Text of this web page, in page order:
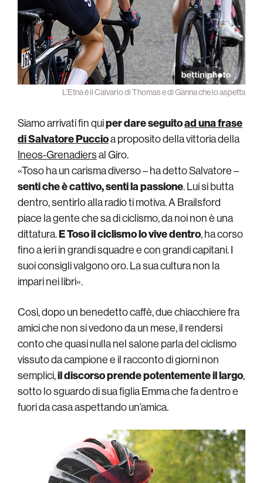
L’Etna è il Calvario di Thomas e di Ganna che lo aspetta
Siamo arrivati fin quiper dare seguitoaduna frase
di Salvatore Puccioa proposito della vittoria della
Ineos-Grenadiersal Giro.
«Toso ha un carisma diverso – ha detto Salvatore –
senti che è cattivo, senti la passione. Lui si butta
dentro, sentirlo alla radio ti motiva. A Brailsford
piace la gente che sa di ciclismo, da noi non è una
dittatura.E Toso il ciclismo lo vive dentro, ha corso
fino a ieri in grandi squadre e con grandi capitani. I
suoi consigli valgono oro. La sua cultura non la
impari nei libri».
Così, dopo un benedetto caffè, due chiacchiere fra
amici che non si vedono da un mese, il rendersi
conto che quasi nulla nel salone parla del ciclismo
vissuto da campione e il racconto di giorni non
semplici,il discorso prende potentemente il largo,
sotto lo sguardo di sua figlia Emma che fa dentro e
fuori da casa aspettando un’amica.